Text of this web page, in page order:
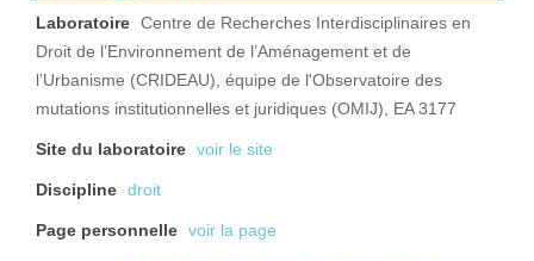
Laboratoire Centre de Recherches Interdisciplinaires en
Droit de l’Environnement de l’Aménagement et de
l’Urbanisme (CRIDEAU), équipe de l'Observatoire des
mutations institutionnelles et juridiques (OMIJ), EA 3177
Site du laboratoire voir le site
Discipline droit
Page personnelle voir la page